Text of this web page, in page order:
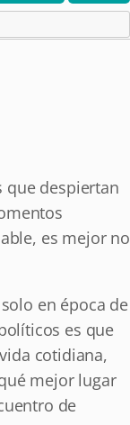
que despiertan
es mejor no
en época de
es que
cotidiana,
mejor lugar
de